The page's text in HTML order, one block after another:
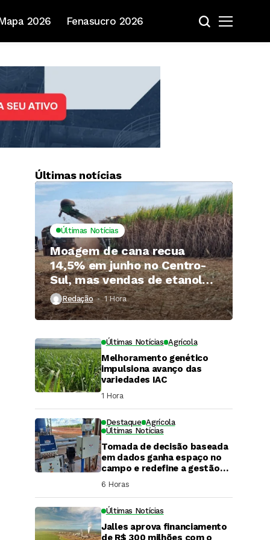
2026 Fenasucro 2026
Últimas notícias
Últimas Notícias
Moagem de cana recua
14,5% em junho no Centro-
Sul, mas vendas de etanol
superam 3 bilhões de litros
Redação 1 Hora ⁮
Últimas Notícias Agrícola
Melhoramento genético
impulsiona avanço das
variedades IAC
1 Hora ⁮
Destaque Agrícola
Últimas Notícias
Tomada de decisão baseada
em dados ganha espaço no
campo e redefine a gestão
hídrica das propriedades
rurais
6 Horas ⁮
Últimas Notícias
Jalles aprova financiamento
de R$ 300 milhões com o
DaCana Cast